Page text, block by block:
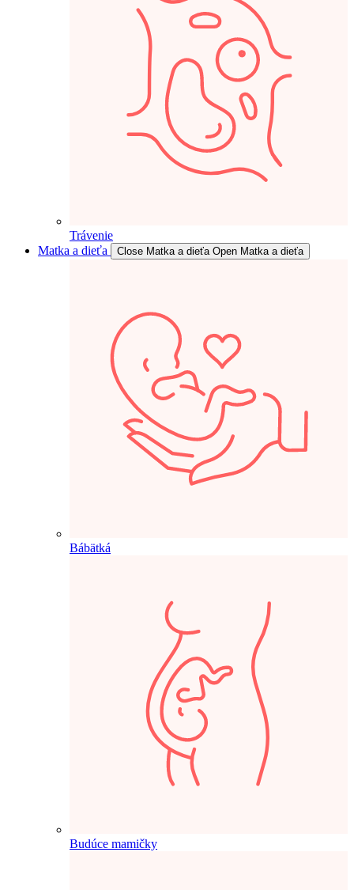
Trávenie
Matka a dieťa
Close Matka a dieťa Open Matka a dieťa
Bábätká
Budúce mamičky